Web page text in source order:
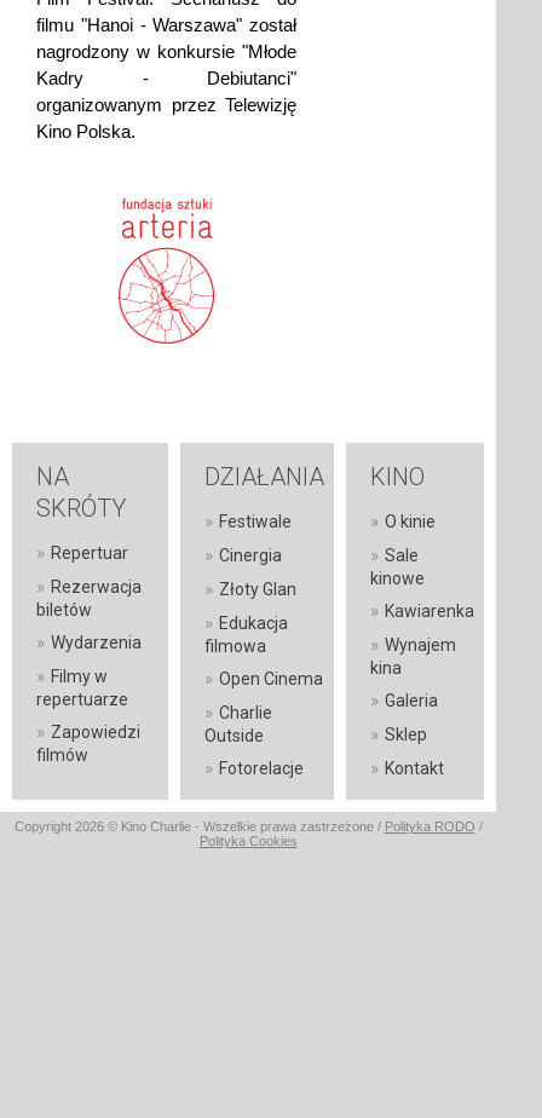
filmu "Hanoi - Warszawa" został
nagrodzony w konkursie "Młode
Kadry - Debiutanci"
organizowanym przez Telewizję
Kino Polska.
NA
SKRÓTY
» Repertuar
» Rezerwacja
biletów
» Wydarzenia
» Filmy w
repertuarze
» Zapowiedzi
filmów
DZIAŁANIA
» Festiwale
» Cinergia
» Złoty Glan
» Edukacja
filmowa
» Open Cinema
» Charlie
Outside
» Fotorelacje
KINO
» O kinie
» Sale
kinowe
» Kawiarenka
» Wynajem
kina
» Galeria
» Sklep
» Kontakt
Copyright 2026 © Kino Charlie - Wszelkie prawa zastrzeżone / Polityka RODO /
Polityka Cookies